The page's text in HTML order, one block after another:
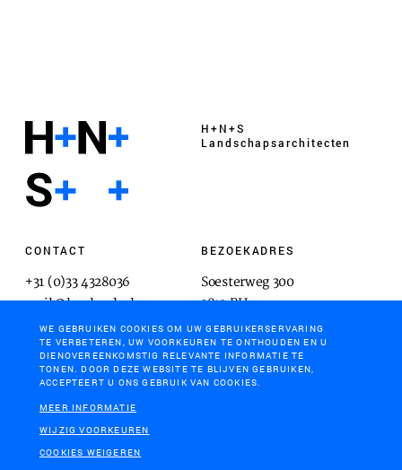
H+N+S
Landschaps­architecten
CONTACT
+31 (0)33 4328036
mail@hnsland.nl
BEZOEKADRES
Soesterweg 300
3812 BH
Amersfoort
POSTADRES
Postbus 1603
3800 BP
Amersfoort
WE GEBRUIKEN COOKIES OM UW GEBRUIKERSERVARING
TE VERBETEREN, UW VOORKEUREN TE ONTHOUDEN EN U
DIENOVEREENKOMSTIG RELEVANTE INFORMATIE TE
TONEN. DOOR DEZE WEBSITE TE BLIJVEN GEBRUIKEN,
ACCEPTEERT U ONS GEBRUIK VAN COOKIES.
MEER INFORMATIE
WIJZIG VOORKEUREN
COOKIES WEIGEREN